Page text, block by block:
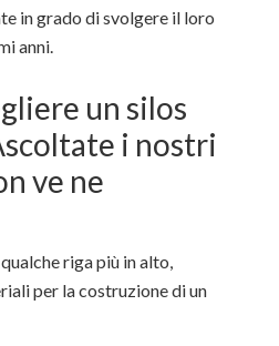
in grado di svolgere il loro
anni.
un silos
i nostri
ve ne
riga più in alto,
per la costruzione di un